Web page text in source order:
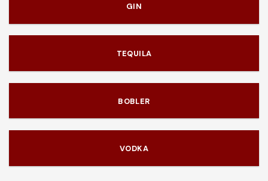
GIN
TEQUILA
BOBLER
VODKA